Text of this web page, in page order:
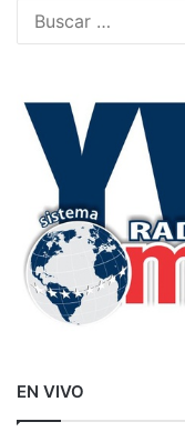
EN VIVO